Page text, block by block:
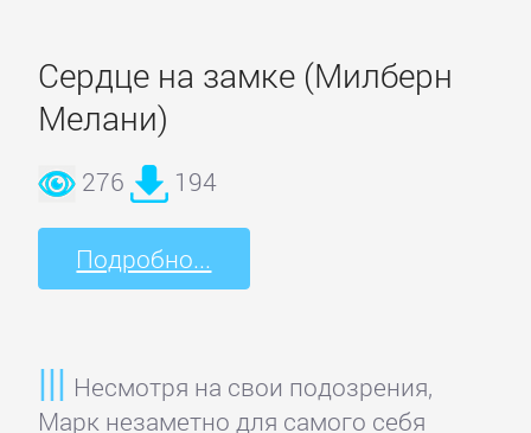
Сердце на замке (Милберн
Мелани)
276 194
Подробно...
Несмотря на свои подозрения,
Марк незаметно для самого себя
Зарубежные
стихи
Современная
зарубежная
литература